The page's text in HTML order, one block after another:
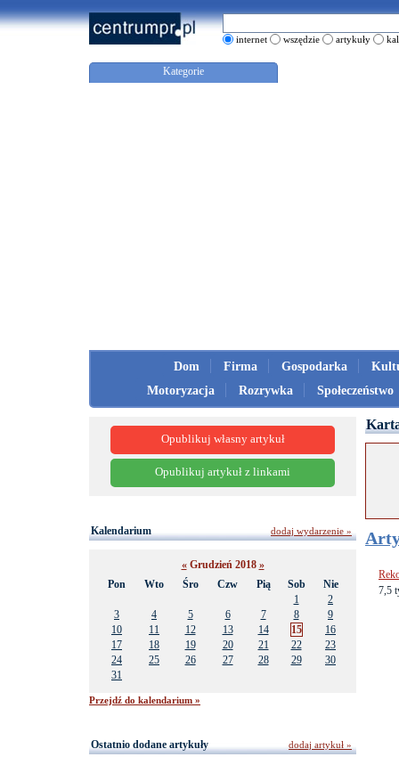
internet wszędzie artykuły
Kategorie
Dom Firma Gospodarka
Motoryzacja
Rozrywka Społeczeństwo
7,5
Opublikuj własny artykuł
Opublikuj artykuł z linkami
Kalendarium
«Grudzień 2018 »
Pon
Wto Śro Czw Pią Sob
Nie
1
2
3
4 5 6 7 8
9
10
11 12 13 14 15
16
17
18 19 20 21 22
23
24
25 26 27 28 29
30
31
Przejdź do kalendarium »
dodaj wydarzenie »
Ostatnio dodane artykuły
dodaj artykuł »